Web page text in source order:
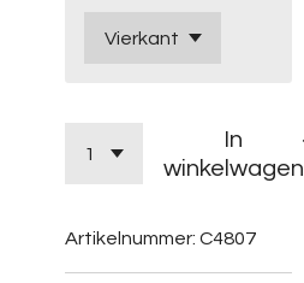
In
winkelwagen
Artikelnummer: C4807